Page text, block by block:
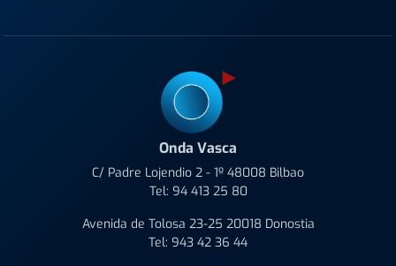
Onda Vasca
C/ Padre Lojendio 2 - 1º 48008 Bilbao
Tel: 94 413 25 80
Avenida de Tolosa 23-25 20018 Donostia
Tel: 943 42 36 44